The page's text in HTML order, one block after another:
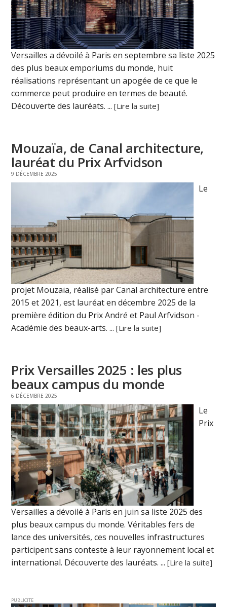
Versailles a dévoilé à Paris en septembre sa liste 2025
des plus beaux emporiums du monde, huit
réalisations représentant un apogée de ce que le
commerce peut produire en termes de beauté.
Découverte des lauréats. ...[Lire la suite]
Mouzaïa, de Canal architecture,
lauréat du Prix Arfvidson
9 DÉCEMBRE 2025
Le
projet Mouzaïa, réalisé par Canal architecture entre
2015 et 2021, est lauréat en décembre 2025 de la
première édition du Prix André et Paul Arfvidson -
Académie des beaux-arts. ...[Lire la suite]
Prix Versailles 2025 : les plus
beaux campus du monde
6 DÉCEMBRE 2025
Le
Prix
Versailles a dévoilé à Paris en juin sa liste 2025 des
plus beaux campus du monde. Véritables fers de
lance des universités, ces nouvelles infrastructures
participent sans conteste à leur rayonnement local et
international. Découverte des lauréats. ...[Lire la suite]
PUBLICITE